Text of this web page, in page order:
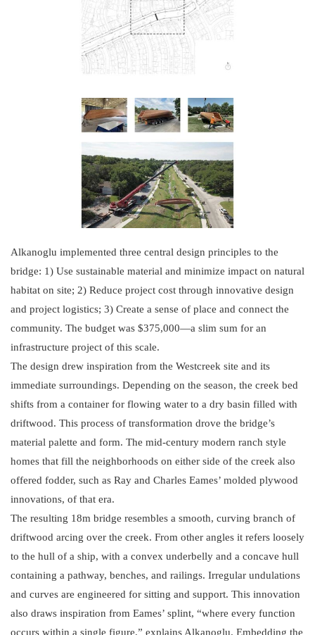
Alkanoglu implemented three central design principles to the
bridge: 1) Use sustainable material and minimize impact on natural
habitat on site; 2) Reduce project cost through innovative design
and project logistics; 3) Create a sense of place and connect the
community. The budget was $375,000—a slim sum for an
infrastructure project of this scale.
The design drew inspiration from the Westcreek site and its
immediate surroundings. Depending on the season, the creek bed
shifts from a container for flowing water to a dry basin filled with
driftwood. This process of transformation drove the bridge’s
material palette and form. The mid-century modern ranch style
homes that fill the neighborhoods on either side of the creek also
offered fodder, such as Ray and Charles Eames’ molded plywood
innovations, of that era.
The resulting 18m bridge resembles a smooth, curving branch of
driftwood arcing over the creek. From other angles it refers loosely
to the hull of a ship, with a convex underbelly and a concave hull
containing a pathway, benches, and railings. Irregular undulations
and curves are engineered for sitting and support. This innovation
also draws inspiration from Eames’ splint, “where every function
occurs within a single figure,” explains Alkanoglu. Embedding the